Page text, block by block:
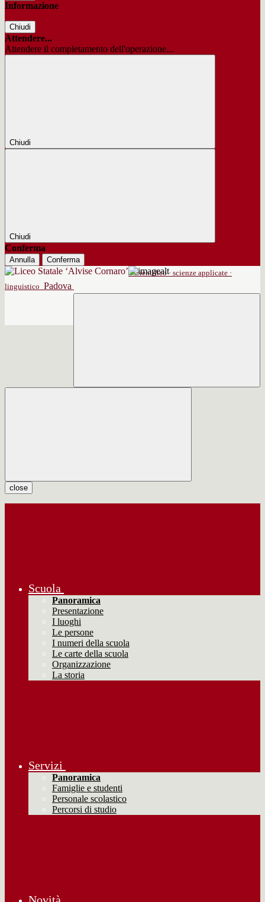
Informazione
Chiudi
Attendere...
Attendere il completamento dell'operazione...
Chiudi
Chiudi
Conferma
Annulla
Conferma
scientifico · scienze applicate ·
linguistico Padova
close
Scuola
Panoramica
Presentazione
I luoghi
Le persone
I numeri della scuola
Le carte della scuola
Organizzazione
La storia
Servizi
Panoramica
Famiglie e studenti
Personale scolastico
Percorsi di studio